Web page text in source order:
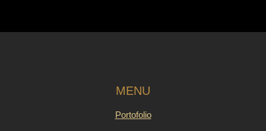
MENU
Portofolio